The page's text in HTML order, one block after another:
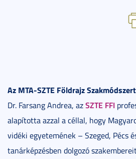
Az MTA-SZTE Földrajz
Dr. Farsang Andrea, azSZTE FFI
alapította azzal a céllal, hogy
vidéki egyetemének – Szeged, Pécs
tanárképzésben dolgozó